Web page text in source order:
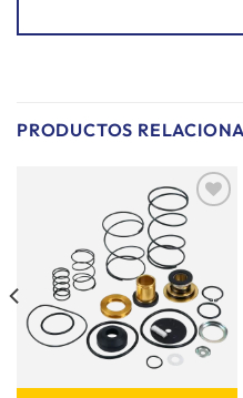
PRODUCTOS
Añadir
lista de
deseos